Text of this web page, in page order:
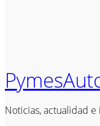
Noticias, actualidad